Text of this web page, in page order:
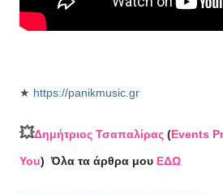
★ https://panikmusic.gr
💥Δημήτριος Τσαπαλίρας (Events
You) Όλα τα άρθρα μου ΕΔΩ